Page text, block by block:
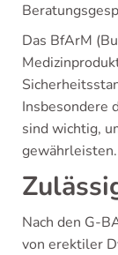
Das BfArM
Insbesondere
sind wichtig,
gewährleisten.
Nach den G-
von erektiler